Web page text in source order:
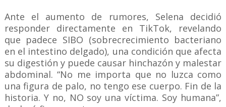
Ante el aumento de rumores, Selena decidió
responder directamente en TikTok, revelando
que padece SIBO (sobrecrecimiento bacteriano
en el intestino delgado), una condición que afecta
su digestión y puede causar hinchazón y malestar
abdominal. “No me importa que no luzca como
una figura de palo, no tengo ese cuerpo. Fin de la
historia. Y no, NO soy una víctima. Soy humana”,